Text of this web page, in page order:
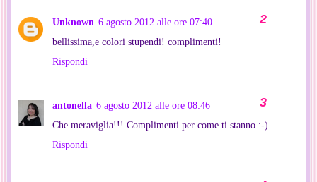
Unknown 6 agosto 2012 alle ore 07:40
bellissima,e colori stupendi! complimenti!
Rispondi
antonella 6 agosto 2012 alle ore 08:46
Che meraviglia!!! Complimenti per come ti stanno :-)
Rispondi